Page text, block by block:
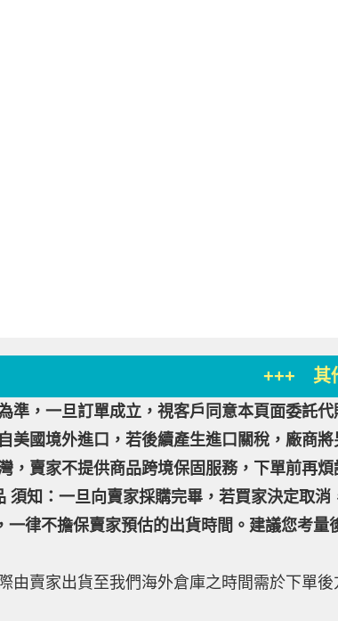
+++ 其
準，一旦訂單成立，視客戶同意本頁面委託
美國境外進口，若後續產生進口關稅，廠商
，賣家不提供商品跨境保固服務，下單前再煩
須知：一旦向賣家採購完畢，若買家決定取
一律不擔保賣家預估的出貨時間。建議您考量
由賣家出貨至我們海外倉庫之時間需於下單